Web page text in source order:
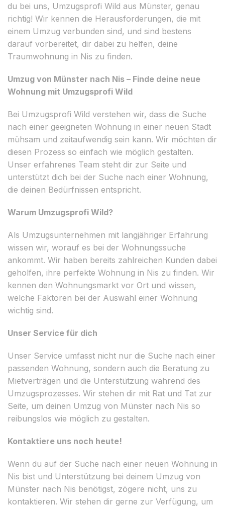
du bei uns, Umzugsprofi Wild aus Münster, genau
richtig! Wir kennen die Herausforderungen, die mit
einem Umzug verbunden sind, und sind bestens
darauf vorbereitet, dir dabei zu helfen, deine
Traumwohnung in Nis zu finden.
Umzug von Münster nach Nis – Finde deine neue
Wohnung mit Umzugsprofi Wild
Bei Umzugsprofi Wild verstehen wir, dass die Suche
nach einer geeigneten Wohnung in einer neuen Stadt
mühsam und zeitaufwendig sein kann. Wir möchten dir
diesen Prozess so einfach wie möglich gestalten.
Unser erfahrenes Team steht dir zur Seite und
unterstützt dich bei der Suche nach einer Wohnung,
die deinen Bedürfnissen entspricht.
Warum Umzugsprofi Wild?
Als Umzugsunternehmen mit langjähriger Erfahrung
wissen wir, worauf es bei der Wohnungssuche
ankommt. Wir haben bereits zahlreichen Kunden dabei
geholfen, ihre perfekte Wohnung in Nis zu finden. Wir
kennen den Wohnungsmarkt vor Ort und wissen,
welche Faktoren bei der Auswahl einer Wohnung
wichtig sind.
Unser Service für dich
Unser Service umfasst nicht nur die Suche nach einer
passenden Wohnung, sondern auch die Beratung zu
Mietverträgen und die Unterstützung während des
Umzugsprozesses. Wir stehen dir mit Rat und Tat zur
Seite, um deinen Umzug von Münster nach Nis so
reibungslos wie möglich zu gestalten.
Kontaktiere uns noch heute!
Wenn du auf der Suche nach einer neuen Wohnung in
Nis bist und Unterstützung bei deinem Umzug von
Münster nach Nis benötigst, zögere nicht, uns zu
kontaktieren. Wir stehen dir gerne zur Verfügung, um